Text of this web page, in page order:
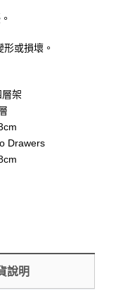
或損壞。
層架
Drawers
說明